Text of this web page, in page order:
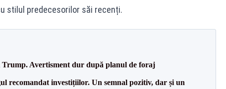
stilul predecesorilor săi recenți.
Avertisment dur după planul de foraj
recomandat investițiilor. Un semnal pozitiv, dar și un